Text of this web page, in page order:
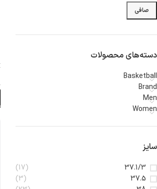
صافی
دسته‌های محصولات
Basketball
Brand
Men
Women
سایز
37.1/3
(17)
37.5
(3)